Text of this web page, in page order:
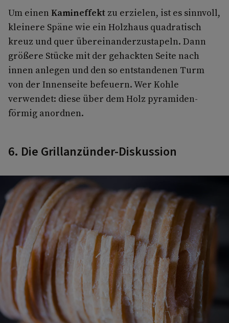
Um einen Kamineffekt zu erzielen, ist es sinnvoll,
kleinere Späne wie ein Holzhaus quad­ratisch
kreuz und quer übereinanderzustapeln. Dann
größere Stücke mit der gehackten Seite nach
innen anlegen und den so entstandenen Turm
von der Innenseite befeuern. Wer Kohle
verwendet: diese über dem Holz pyramiden­
förmig anordnen.
6. Die Grillanzünder-Diskussion